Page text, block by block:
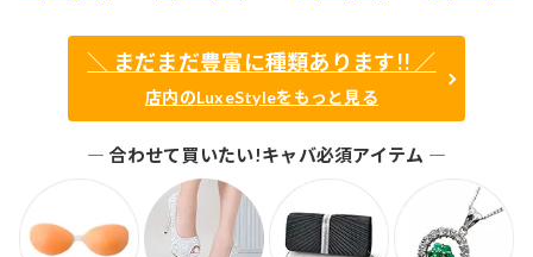
＼ まだまだ豊富に種類あります!! ／
店内のLuxeStyleをもっと見る
― 合わせて買いたい!キャバ必須アイテム ―